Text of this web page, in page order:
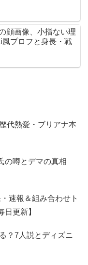
顔画像、小指ない理
プロフと身長・戦
代熱愛・ブリアナ本
の噂とデマの真相
速報＆組み合わせト
更新】
？7人説とディズニ